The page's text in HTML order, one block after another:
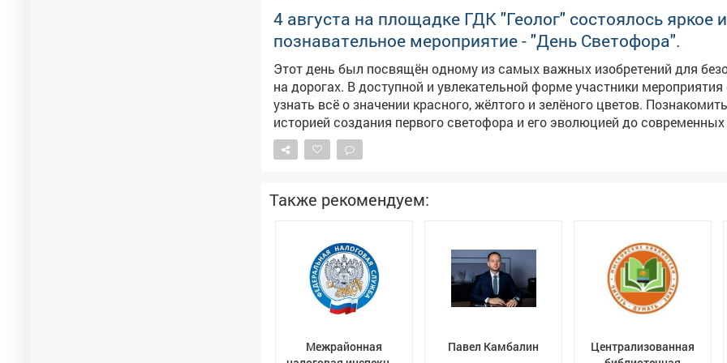
4 августа на площадке ГДК "Геолог" состоялось яркое и
познавательное мероприятие - "День Светофора".
Этот день был посвящён одному из самых важных изобретений для
на дорогах. В доступной и увлекательной форме участники
узнать всё о значении красного, жёлтого и зелёного цветов.
историей создания первого светофора и его эволюцией до
Поучаствовать в интерактивных играх и викторинах. Праздник в ГДК "Геолог" стал
не просто развлечением, а важным уроком в игровой форме, который
заложить основы ответственного поведения на дороге с самого раннего
Также рекомендуем:
Межрайонная
Павел Камбалин
Централизованная